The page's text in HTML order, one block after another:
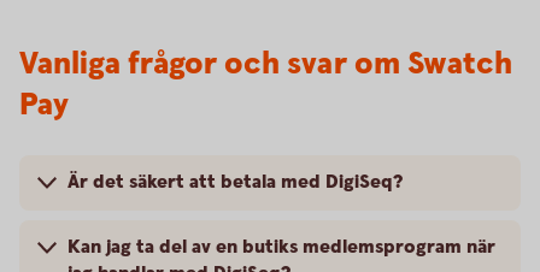
Vanliga frågor och svar om Swatch
Pay
Är det säkert att betala med DigiSeq?
Kan jag ta del av en butiks medlemsprogram när